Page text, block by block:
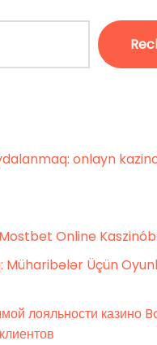
onlayn
Online
Üçün
лояльности казино